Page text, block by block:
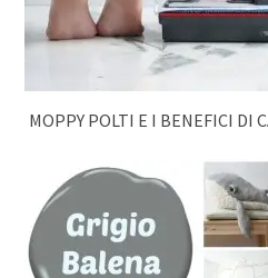
MOPPY POLTI E I BENEFICI DI